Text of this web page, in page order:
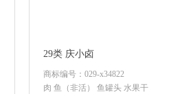
29类 庆小卤
商标编号：029-x34822
肉 鱼（非活） 鱼罐头 水果干